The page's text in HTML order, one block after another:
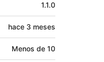
1.1.0
hace 3 meses
Menos de 10